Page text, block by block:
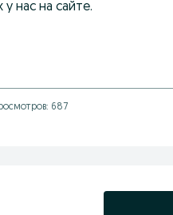
нас на сайте.
687